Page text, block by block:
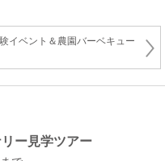
イベント＆農園バーベキュー
ー見学ツアー